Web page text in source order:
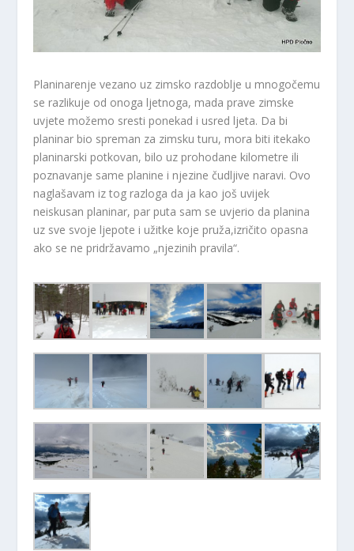
Planinarenje vezano uz zimsko razdoblje u mnogočemu
se razlikuje od onoga ljetnoga, mada prave zimske
uvjete možemo sresti ponekad i usred ljeta. Da bi
planinar bio spreman za zimsku turu, mora biti itekako
planinarski potkovan, bilo uz prohodane kilometre ili
poznavanje same planine i njezine čudljive naravi. Ovo
naglašavam iz tog razloga da ja kao još uvijek
neiskusan planinar, par puta sam se uvjerio da planina
uz sve svoje ljepote i užitke koje pruža,izričito opasna
ako se ne pridržavamo „njezinih pravila“.